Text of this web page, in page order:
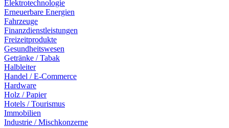
Elektrotechnologie
Erneuerbare Energien
Fahrzeuge
Finanzdienstleistungen
Freizeitprodukte
Gesundheitswesen
Getränke / Tabak
Halbleiter
Handel / E-Commerce
Hardware
Holz / Papier
Hotels / Tourismus
Immobilien
Industrie / Mischkonzerne